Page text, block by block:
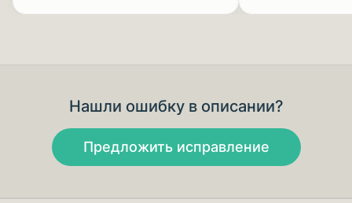
Нашли ошибку в описании?
Предложить исправление